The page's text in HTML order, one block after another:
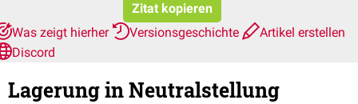
Zitat kopieren
Was zeigt hierher
Versionsgeschichte
Artikel erstellen
Discord
Lagerung in Neutralstellung